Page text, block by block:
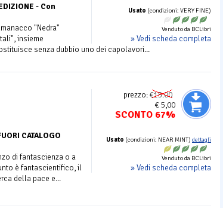
Usato (condizioni: VERY FINE)
Venduto da BCLibri
» Vedi scheda completa
- Con
"Nedra"
insieme
senza dubbio uno dei capolavori...
prezzo:€15.00
€ 5,00
SCONTO 67%
Usato (condizioni: NEAR MINT) dettagli
Venduto da BCLibri
» Vedi scheda completa
CATALOGO
di fantascienza o a
è fantascientifico, il
della pace e...